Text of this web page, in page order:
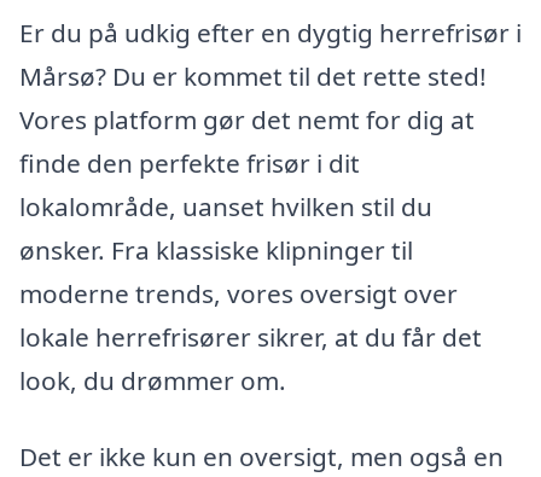
Er du på udkig efter en dygtig herrefrisør i
Mårsø? Du er kommet til det rette sted!
Vores platform gør det nemt for dig at
finde den perfekte frisør i dit
lokalområde, uanset hvilken stil du
ønsker. Fra klassiske klipninger til
moderne trends, vores oversigt over
lokale herrefrisører sikrer, at du får det
look, du drømmer om.
Det er ikke kun en oversigt, men også en